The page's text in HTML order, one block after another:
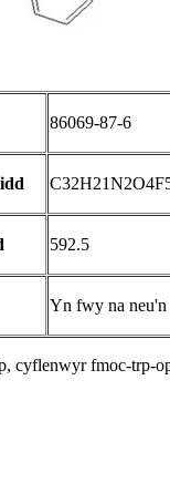
86069-87-6
592.5
Yn fwy na
cyflenwyr fmoc-trp-